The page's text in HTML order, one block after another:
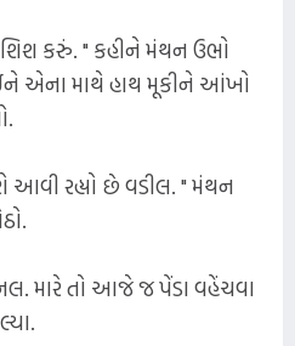
કરું. " કહીને મંથન ઉભો
એના માથે હાથ મૂકીને આંખો
આવી રહ્યો છે વડીલ. " મંથન
મારે તો આજે જ પેંડા વહેંચવા